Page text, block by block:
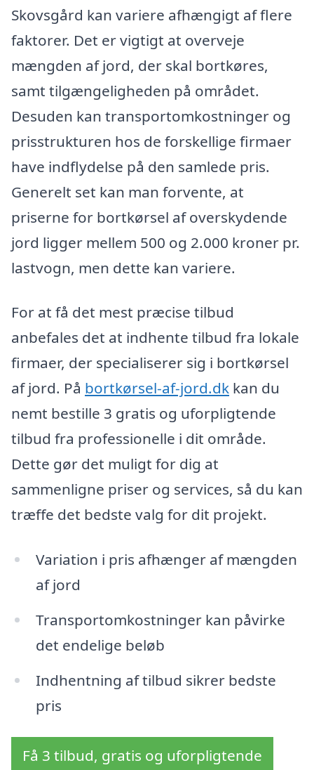
Skovsgård kan variere afhængigt af flere
faktorer. Det er vigtigt at overveje
mængden af jord, der skal bortkøres,
samt tilgængeligheden på området.
Desuden kan transportomkostninger og
prisstrukturen hos de forskellige firmaer
have indflydelse på den samlede pris.
Generelt set kan man forvente, at
priserne for bortkørsel af overskydende
jord ligger mellem 500 og 2.000 kroner pr.
lastvogn, men dette kan variere.
For at få det mest præcise tilbud
anbefales det at indhente tilbud fra lokale
firmaer, der specialiserer sig i bortkørsel
af jord. På bortkørsel-af-jord.dk kan du
nemt bestille 3 gratis og uforpligtende
tilbud fra professionelle i dit område.
Dette gør det muligt for dig at
sammenligne priser og services, så du kan
træffe det bedste valg for dit projekt.
Variation i pris afhænger af mængden
af jord
Transportomkostninger kan påvirke
det endelige beløb
Indhentning af tilbud sikrer bedste
pris
Få 3 tilbud, gratis og uforpligtende